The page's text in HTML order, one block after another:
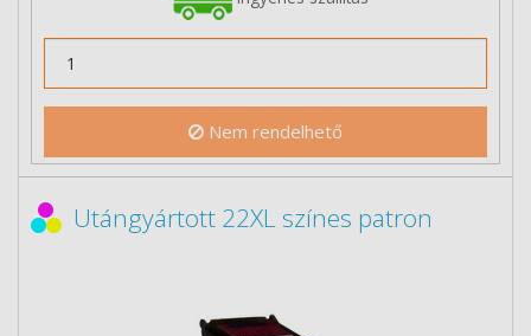
Nem rendelhető
Utángyártott 22XL színes patron